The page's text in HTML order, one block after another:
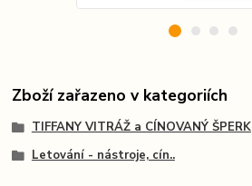
Zboží zařazeno v kategoriích
TIFFANY VITRÁŽ a CÍNOVANÝ ŠPERK
Letování - nástroje, cín..